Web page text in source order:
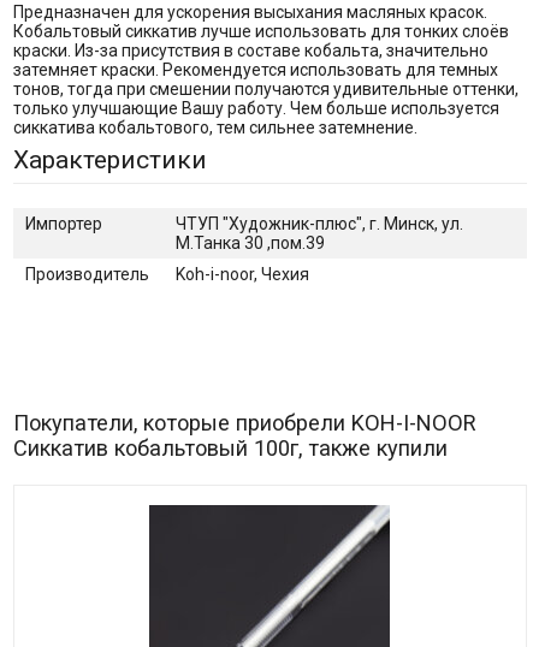
Предназначен для ускорения высыхания масляных красок.
Кобальтовый сиккатив лучше использовать для тонких слоёв
краски. Из-за присутствия в составе кобальта, значительно
затемняет краски. Рекомендуется использовать для темных
тонов, тогда при смешении получаются удивительные оттенки,
только улучшающие Вашу работу. Чем больше используется
сиккатива кобальтового, тем сильнее затемнение.
Характеристики
Импортер
ЧТУП "Художник-плюс", г. Минск, ул.
М.Танка 30 ,пом.39
Производитель
Koh-i-noor, Чехия
Покупатели, которые приобрели KOH-I-NOOR
Сиккатив кобальтовый 100г, также купили